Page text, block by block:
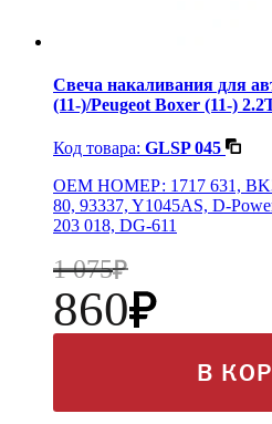
Свеча накаливания для
(11-)/Peugeot Boxer (11-)
Код товара: GLSP 045
OEM НОМЕР: 1717 631,
80, 93337, Y1045AS, D-
203 018, DG-611
1 075
860
В